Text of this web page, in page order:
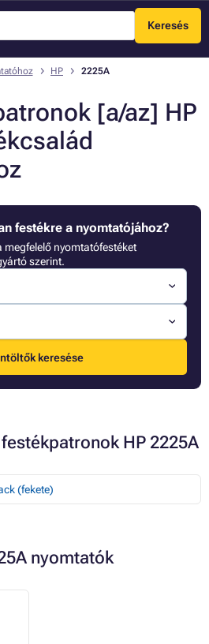
Keresés
Menü
HP 2225A
[a/az] HP
festékre a nyomtatójához?
megfelelő nyomtatófestéket
szerint.
keresése
HP 2225A
(fekete)
nyomtatók